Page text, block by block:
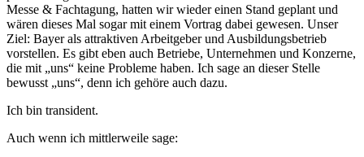
Messe & Fachtagung, hatten wir wieder einen Stand geplant und
wären dieses Mal sogar mit einem Vortrag dabei gewesen. Unser
Ziel: Bayer als attraktiven Arbeitgeber und Ausbildungsbetrieb
vorstellen. Es gibt eben auch Betriebe, Unternehmen und Konzerne,
die mit „uns“ keine Probleme haben. Ich sage an dieser Stelle
bewusst „uns“, denn ich gehöre auch dazu.
Ich bin transident.
Auch wenn ich mittlerweile sage: